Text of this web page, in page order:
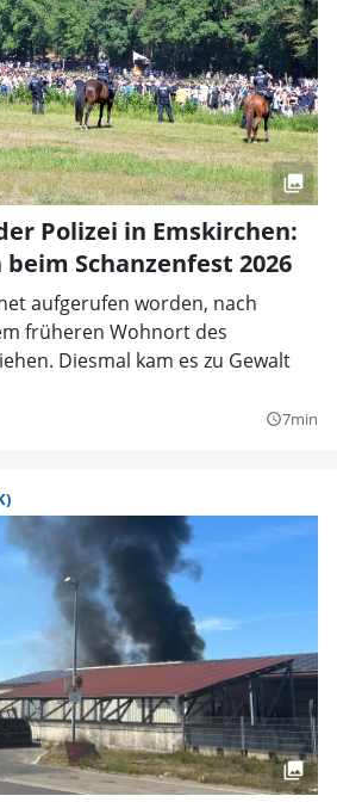
Polizei in Emskirchen:
beim Schanzenfest 2026
aufgerufen worden, nach
früheren Wohnort des
Diesmal kam es zu Gewalt
query_builder7min